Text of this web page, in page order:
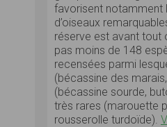
favorisent notamment
d’oiseaux
réserve est avant tout
pas moins de 148
recensées parmi
(bécassine des
(bécassine sourde,
très rares (marouette
rousserolle turdoïde).